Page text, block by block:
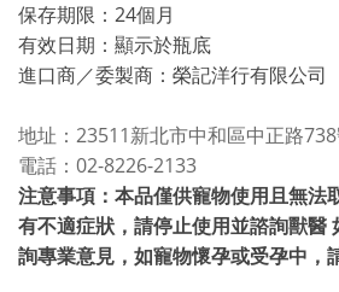
保存期限：24個月
有效日期：顯示於瓶底
進口商／委製商：榮記洋行有限公司
地址：23511新北市中和區中正路
電話：02-8226-2133
注意事項：本品僅供寵物使用且無法
有不適症狀，請停止使用並諮詢獸醫
詢專業意見，如寵物懷孕或受孕中，